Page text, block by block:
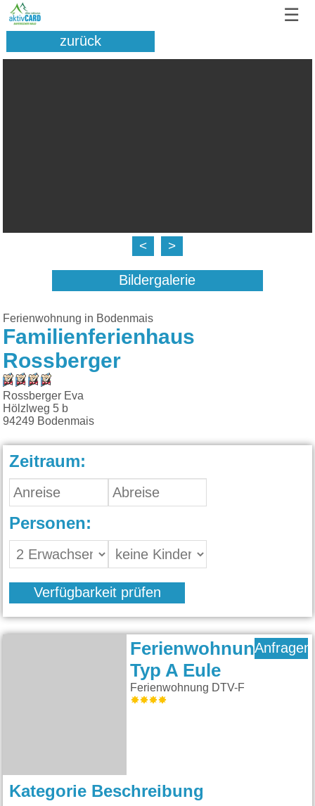
☰
zurück
< >
Bildergalerie
Ferienwohnung in Bodenmais
Familienferienhaus
Rossberger
Rossberger Eva
Hölzlweg 5 b
94249 Bodenmais
Zeitraum:
Personen:
Verfügbarkeit prüfen
Ferienwohnung
Typ A Eule
Ferienwohnung DTV-F
Anfragen
Kategorie Beschreibung